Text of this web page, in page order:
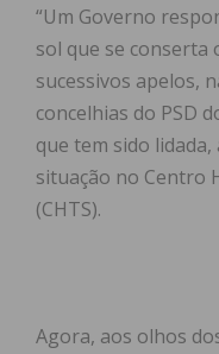
“Um Governo
sol que se conserta
sucessivos apelos,
concelhias do PSD
que tem sido
situação no Centro
(CHTS).
Agora, aos olhos